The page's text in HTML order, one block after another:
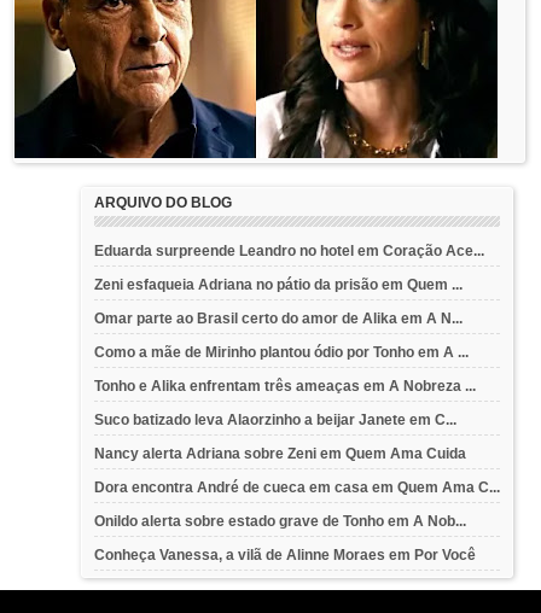
ARQUIVO DO BLOG
Eduarda surpreende Leandro no hotel em Coração Ace...
Zeni esfaqueia Adriana no pátio da prisão em Quem ...
Omar parte ao Brasil certo do amor de Alika em A N...
Como a mãe de Mirinho plantou ódio por Tonho em A ...
Tonho e Alika enfrentam três ameaças em A Nobreza ...
Suco batizado leva Alaorzinho a beijar Janete em C...
Nancy alerta Adriana sobre Zeni em Quem Ama Cuida
Dora encontra André de cueca em casa em Quem Ama C...
Onildo alerta sobre estado grave de Tonho em A Nob...
Conheça Vanessa, a vilã de Alinne Moraes em Por Você